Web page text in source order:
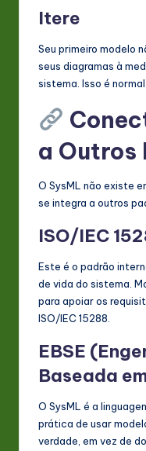
Itere
Seu primeiro modelo
seus diagramas à
sistema. Isso é
a Outros
O SysML não existe
se integra a outros
ISO/IEC
Este é o padrão
de vida do sistema.
para apoiar os
ISO/IEC 15288.
EBSE
Baseada
O SysML é a
prática de usar
verdade, em vez de